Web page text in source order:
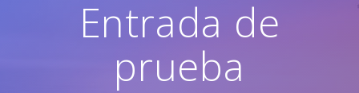
Entrada de
prueba